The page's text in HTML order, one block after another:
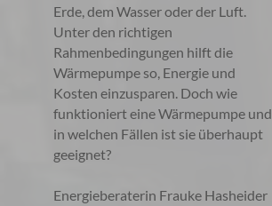
Erde, dem Wasser oder der Luft.
Unter den richtigen
Rahmenbedingungen hilft die
Wärmepumpe so, Energie und
Kosten einzusparen. Doch wie
funktioniert eine Wärmepumpe und
in welchen Fällen ist sie überhaupt
geeignet?
Energieberaterin Frauke Hasheider